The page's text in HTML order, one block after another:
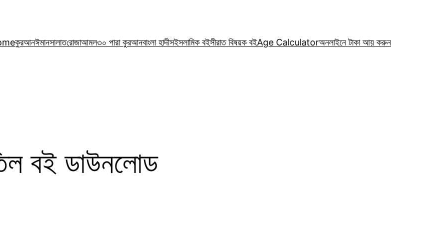
কুরআনঈমানসালাতরোজাআমল৩০ পারা কুরআনবাংলা হাদীসইসলামিক বইসীরাত বিষয়ক বইAge Calculatorঅনলাইনে টাকা আয় করুন
বই ডাউনলোড